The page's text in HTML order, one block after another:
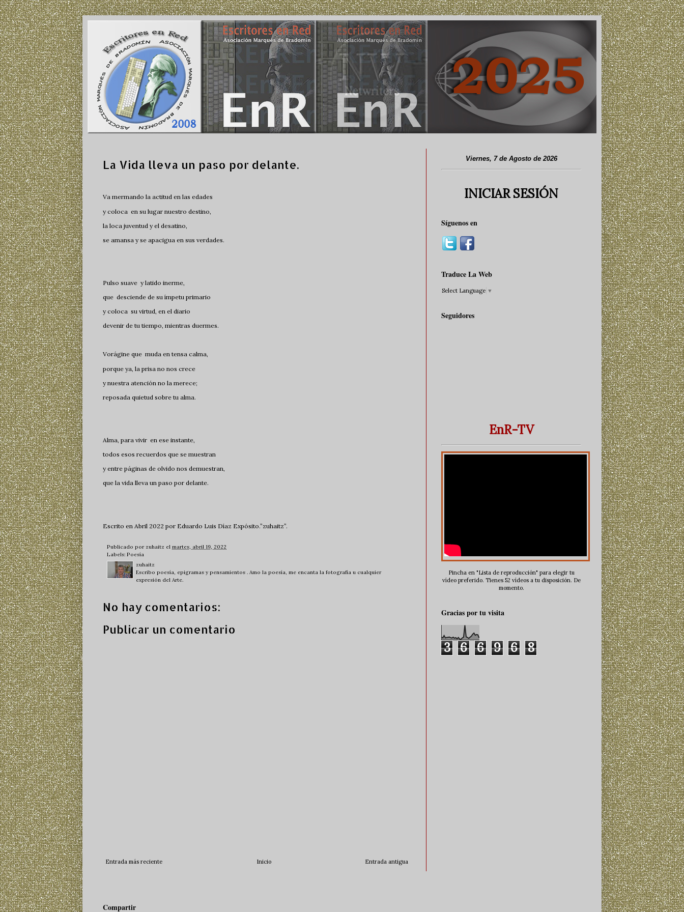
La Vida lleva un paso por delante.
Va mermando la actitud en las edades
y coloca en su lugar nuestro destino,
la loca juventud y el desatino,
se amansa y se apacigua en sus verdades.
Pulso suave y latido inerme,
que desciende de su ímpetu primario
y coloca su virtud, en el diario
devenir de tu tiempo, mientras duermes.
Vorágine que muda en tensa calma,
porque ya, la prisa no nos crece
y nuestra atención no la merece;
reposada quietud sobre tu alma.
Alma, para vivir en ese instante,
todos esos recuerdos que se muestran
y entre páginas de olvido nos demuestran,
que la vida lleva un paso por delante.
Escrito en Abril 2022 por Eduardo Luis Díaz Expósito.”zuhaitz”.
Publicado por zuhaitz el martes, abril 19, 2022
Labels: Poesía
zuhaitz
Escribo poesía, epigramas y pensamientos . Amo la poesía, me encanta la fotografía u cualquier
expresión del Arte.
No hay comentarios:
Publicar un comentario
Entrada más reciente Entrada antigua
Inicio
Viernes, 7 de Agosto de 2026
INICIAR SESIÓN
Síguenos en
Traduce La Web
Select Language ▼
Seguidores
EnR-TV
Pincha en "Lista de reproducción" para elegir tu
vídeo preferido. Tienes 52 vídeos a tu disposición. De
momento.
Gracias por tu visita
3 6 6 9 6 8
Compartir